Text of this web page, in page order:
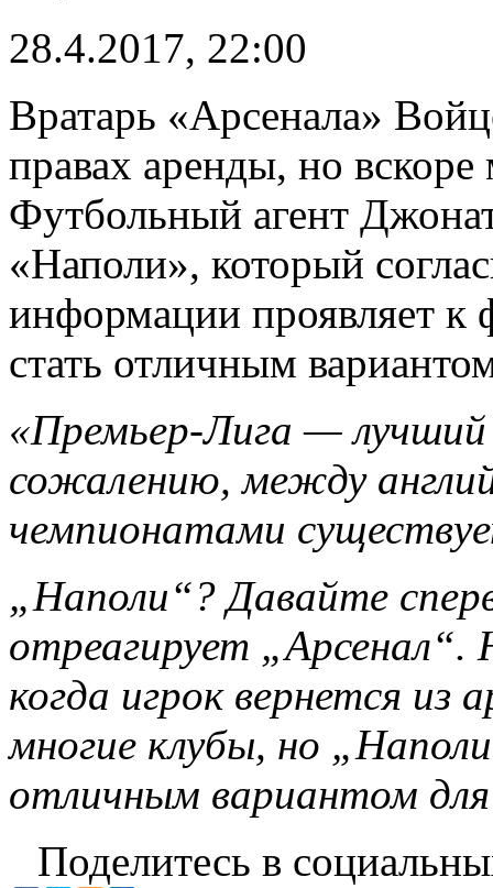
28.4.2017, 22:00
Вратарь «Арсенала»
правах аренды, но
Футбольный агент
«Наполи», который
информации проявляет к
стать отличным
«Премьер-Лига —
сожалению, между
чемпионатами
„Наполи“? Давайте
отреагирует
когда игрок вернется
многие клубы, но
отличным вариантом
Поделитесь в